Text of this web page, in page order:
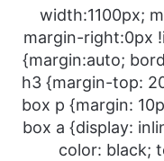
width:1100px;
margin-right:0px
{margin:auto;
h3 {margin-top:
box p {margin:
box a {display:
color: black;